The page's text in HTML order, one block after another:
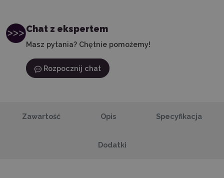
Chat z ekspertem
Masz pytania? Chętnie pomożemy!
Rozpocznij chat
Zawartość Opis Specyfikacja
Dodatki